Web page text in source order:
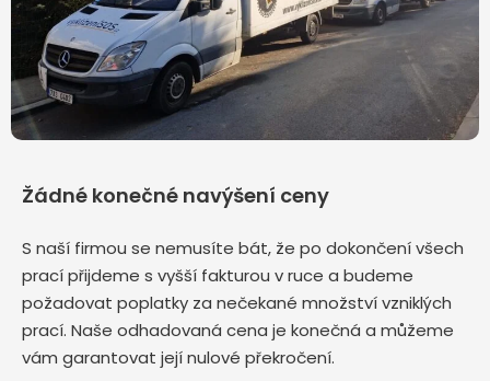
Žádné konečné navýšení ceny
S naší firmou se nemusíte bát, že po dokončení všech
prací přijdeme s vyšší fakturou v ruce a budeme
požadovat poplatky za nečekané množství vzniklých
prací. Naše odhadovaná cena je konečná a můžeme
vám garantovat její nulové překročení.